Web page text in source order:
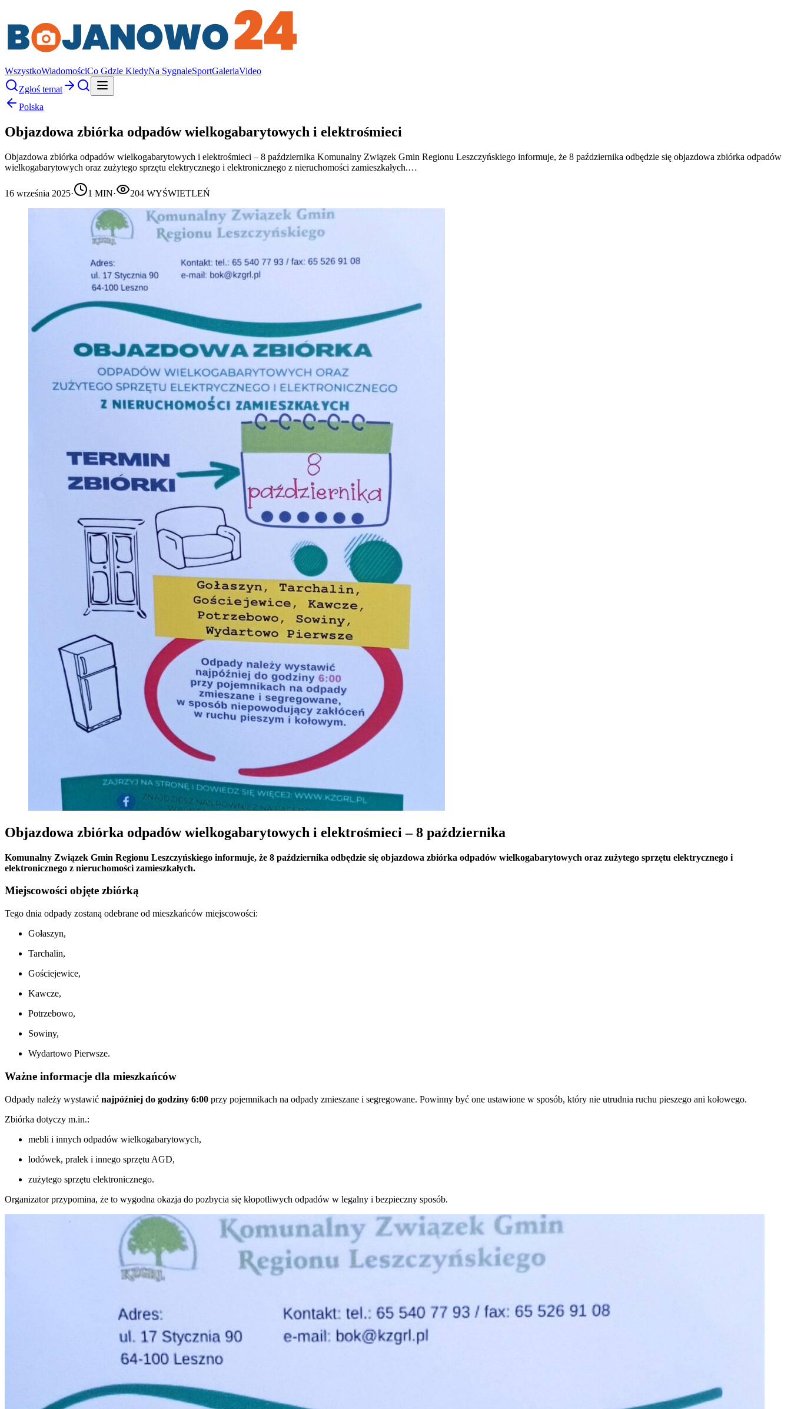
WszystkoWiadomościCo Gdzie KiedyNa SygnaleSportGaleriaVideo
Zgłoś temat
Polska
Objazdowa zbiórka odpadów wielkogabarytowych i elektrośmieci
Objazdowa zbiórka odpadów wielkogabarytowych i elektrośmieci – 8 października Komunalny Związek Gmin Regionu Leszczyńskiego informuje, że 8 października odbędzie się objazdowa zbiórka odpadów
wielkogabarytowych oraz zużytego sprzętu elektrycznego i elektronicznego z nieruchomości zamieszkałych.…
16 września 2025· 1 MIN· 204 WYŚWIETLEŃ
Objazdowa zbiórka odpadów wielkogabarytowych i elektrośmieci – 8 października
Komunalny Związek Gmin Regionu Leszczyńskiego informuje, że 8 października odbędzie się objazdowa zbiórka odpadów wielkogabarytowych oraz zużytego sprzętu elektrycznego i
elektronicznego z nieruchomości zamieszkałych.
Miejscowości objęte zbiórką
Tego dnia odpady zostaną odebrane od mieszkańców miejscowości:
Gołaszyn,
Tarchalin,
Gościejewice,
Kawcze,
Potrzebowo,
Sowiny,
Wydartowo Pierwsze.
Ważne informacje dla mieszkańców
Odpady należy wystawić najpóźniej do godziny 6:00 przy pojemnikach na odpady zmieszane i segregowane. Powinny być one ustawione w sposób, który nie utrudnia ruchu pieszego ani kołowego.
Zbiórka dotyczy m.in.:
mebli i innych odpadów wielkogabarytowych,
lodówek, pralek i innego sprzętu AGD,
zużytego sprzętu elektronicznego.
Organizator przypomina, że to wygodna okazja do pozbycia się kłopotliwych odpadów w legalny i bezpieczny sposób.